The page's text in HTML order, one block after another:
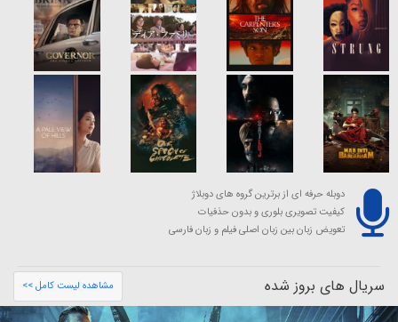
دوبله حرفه ای از برترین گروه های دوبلاژ
کیفیت تصویری بلوری و بدون حذفیات
تعویض زبان بین زبان اصلی فیلم و زبان فارسی
سریال های بروز شده مشاهده لیست کامل >>